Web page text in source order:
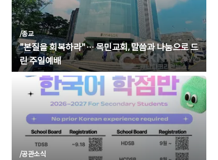
/종교
"본질을 회복하라"… 목민교회, 말씀과 나눔으로 드
린 주일예배
/공관소식